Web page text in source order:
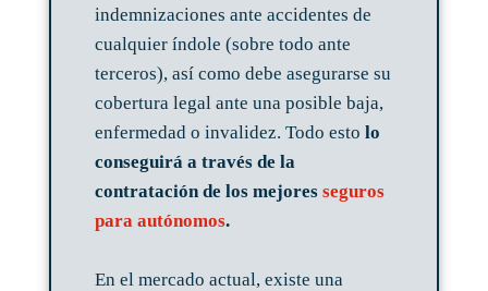
indemnizaciones ante accidentes de
cualquier índole (sobre todo ante
terceros), así como debe asegurarse su
cobertura legal ante una posible baja,
enfermedad o invalidez. Todo esto lo
conseguirá a través de la
contratación de los mejores seguros
para autónomos.
En el mercado actual, existe una